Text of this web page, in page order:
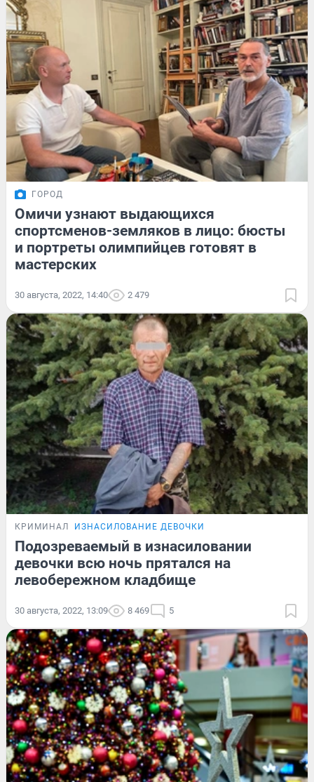
ГОРОД
Омичи узнают выдающихся
спортсменов-земляков в лицо: бюсты
и портреты олимпийцев готовят в
мастерских
30 августа, 2022, 14:40 2 479
КРИМИНАЛ ИЗНАСИЛОВАНИЕ ДЕВОЧКИ
Подозреваемый в изнасиловании
девочки всю ночь прятался на
левобережном кладбище
30 августа, 2022, 13:09 8 469 5